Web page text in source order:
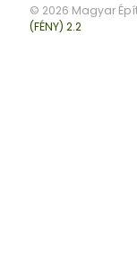
© 2026 Magyar
(FÉNY) 2.2